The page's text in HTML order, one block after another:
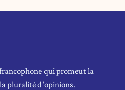
qui promeut la
pluralité d'opinions.